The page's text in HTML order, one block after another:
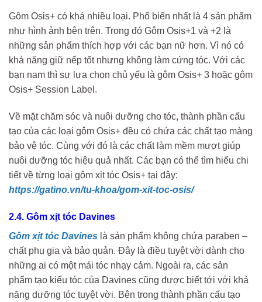
Gôm Osis+ có khá nhiều loại. Phổ biến nhất là 4 sản phẩm
như hình ảnh bên trên. Trong đó Gôm Osis+1 và +2 là
những sản phẩm thích hợp với các bạn nữ hơn. Vì nó có
khả năng giữ nếp tốt nhưng không làm cứng tóc. Với các
bạn nam thì sự lựa chọn chủ yếu là gôm Osis+ 3 hoặc gôm
Osis+ Session Label.
Về mặt chăm sóc và nuôi dưỡng cho tóc, thành phần cấu
tạo của các loại gôm Osis+ đều có chứa các chất tạo màng
bảo vệ tóc. Cùng với đó là các chất làm mềm mượt giúp
nuôi dưỡng tóc hiệu quả nhất. Các bạn có thể tìm hiểu chi
tiết về từng loại gôm xịt tóc Osis+ tại đây:
https://gatino.vn/tu-khoa/gom-xit-toc-osis/
2.4. Gôm xịt tóc Davines
Gôm xịt tóc Davines là sản phẩm không chứa paraben –
chất phụ gia và bảo quản. Đây là điều tuyệt vời dành cho
những ai có một mái tóc nhạy cảm. Ngoài ra, các sản
phẩm tạo kiểu tóc của Davines cũng được biết tới với khả
năng dưỡng tóc tuyệt vời. Bên trong thành phần cấu tạo